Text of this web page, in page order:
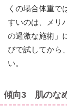
くの場合体重で
すいのは、メリ
の過激な施術」
びで試してから
い。
傾向3 肌のな